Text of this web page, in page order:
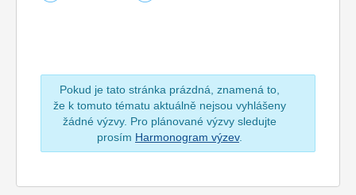
Pokud je tato stránka prázdná, znamená to,
že k tomuto tématu aktuálně nejsou vyhlášeny
žádné výzvy. Pro plánované výzvy sledujte
prosím Harmonogram výzev.